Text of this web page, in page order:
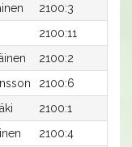
2100:3
2100:11
2100:2
2100:6
2100:1
2100:4